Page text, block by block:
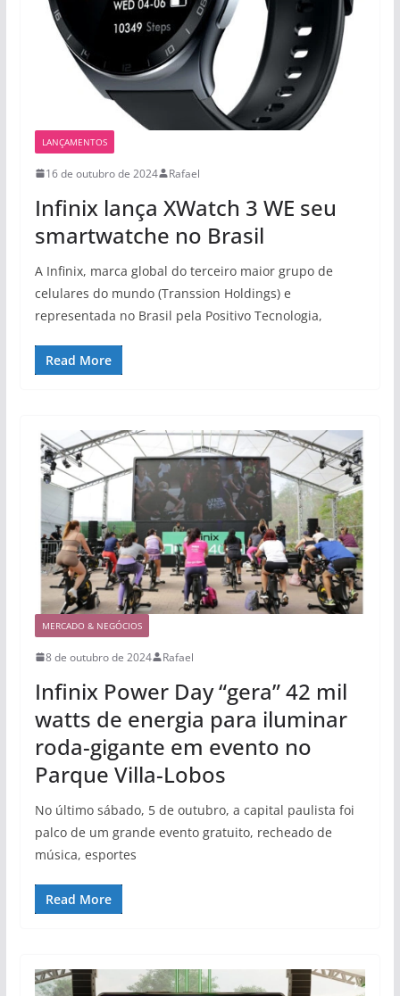
LANÇAMENTOS
16 de outubro de 2024 Rafael
Infinix lança XWatch 3 WE seu
smartwatche no Brasil
A Infinix, marca global do terceiro maior grupo de
celulares do mundo (Transsion Holdings) e
representada no Brasil pela Positivo Tecnologia,
Read More
MERCADO & NEGÓCIOS
8 de outubro de 2024 Rafael
Infinix Power Day “gera” 42 mil
watts de energia para iluminar
roda-gigante em evento no
Parque Villa-Lobos
No último sábado, 5 de outubro, a capital paulista foi
palco de um grande evento gratuito, recheado de
música, esportes
Read More